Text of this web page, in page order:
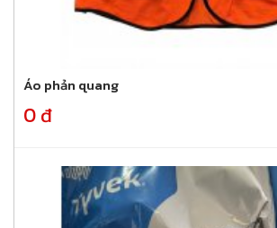
Áo phản quang
0 đ